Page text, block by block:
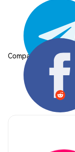
Compartilhar: